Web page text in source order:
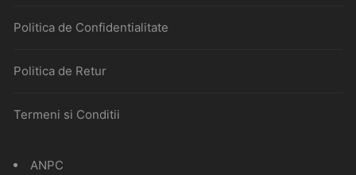
Politica de Confidentialitate
Politica de Retur
Termeni si Conditii
ANPC